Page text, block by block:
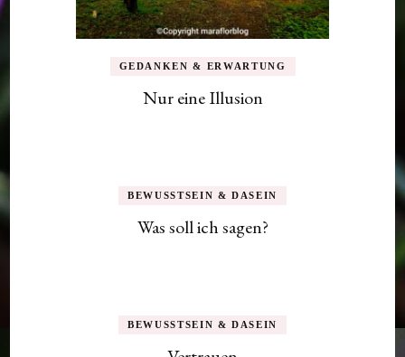
GEDANKEN & ERWARTUNG
Nur eine Illusion
BEWUSSTSEIN & DASEIN
Was soll ich sagen?
BEWUSSTSEIN & DASEIN